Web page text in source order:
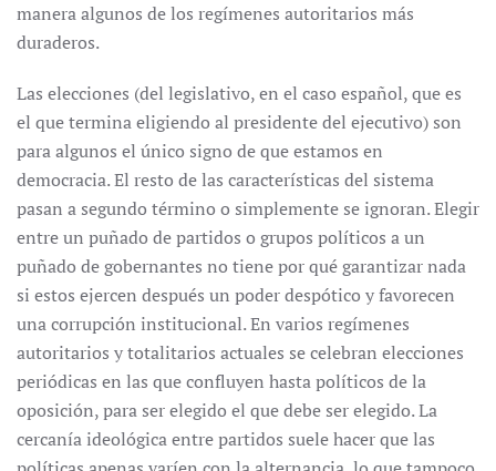
manera algunos de los regímenes autoritarios más
duraderos.
Las elecciones (del legislativo, en el caso español, que es
el que termina eligiendo al presidente del ejecutivo) son
para algunos el único signo de que estamos en
democracia. El resto de las características del sistema
pasan a segundo término o simplemente se ignoran. Elegir
entre un puñado de partidos o grupos políticos a un
puñado de gobernantes no tiene por qué garantizar nada
si estos ejercen después un poder despótico y favorecen
una corrupción institucional. En varios regímenes
autoritarios y totalitarios actuales se celebran elecciones
periódicas en las que confluyen hasta políticos de la
oposición, para ser elegido el que debe ser elegido. La
cercanía ideológica entre partidos suele hacer que las